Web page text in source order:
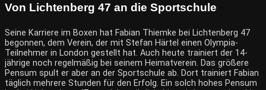
Von Lichtenberg 47 an die Sportschule
Seine Karriere im Boxen hat Fabian Thiemke bei Lichtenberg 47
begonnen, dem Verein, der mit Stefan Härtel einen Olympia-
Teilnehmer in London gestellt hat. Auch heute trainiert der 14-
jährige noch regelmäßig bei seinem Heimatverein. Das größere
Pensum spult er aber an der Sportschule ab. Dort trainiert Fabian
täglich mehrere Stunden für den Erfolg. Ein solch hohes Pensum